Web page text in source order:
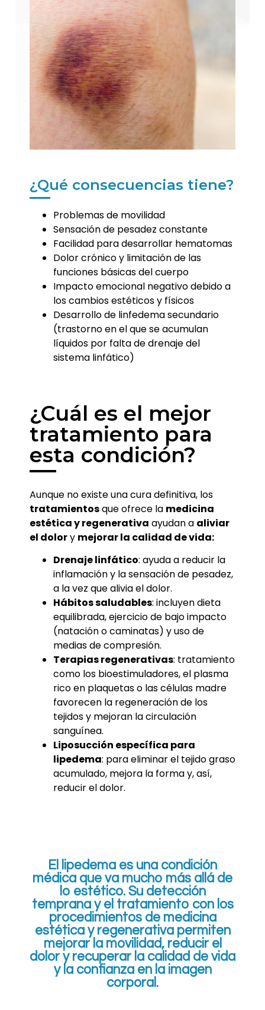
¿Qué consecuencias tiene?
Problemas de movilidad
Sensación de pesadez constante
Facilidad para desarrollar hematomas
Dolor crónico y limitación de las
funciones básicas del cuerpo
Impacto emocional negativo debido a
los cambios estéticos y físicos
Desarrollo de linfedema secundario
(trastorno en el que se acumulan
líquidos por falta de drenaje del
sistema linfático)
¿Cuál es el mejor
tratamiento para
esta condición?
Aunque no existe una cura definitiva, los
tratamientosque ofrece la medicina
estética y regenerativa ayudan a aliviar
el dolory mejorar la calidad de vida:
Drenaje linfático: ayuda a reducir la
inflamación y la sensación de pesadez,
a la vez que alivia el dolor.
Hábitos saludables: incluyen dieta
equilibrada, ejercicio de bajo impacto
(natación o caminatas) y uso de
medias de compresión.
Terapias regenerativas: tratamiento
como los bioestimuladores, el plasma
rico en plaquetas o las células madre
favorecen la regeneración de los
tejidos y mejoran la circulación
sanguínea.
Liposucción específica para
lipedema: para eliminar el tejido graso
acumulado, mejora la forma y, así,
reducir el dolor.
El lipedema es una condición
médica que va mucho más allá de
lo estético. Su detección
temprana y el tratamiento con los
procedimientos de medicina
estética y regenerativapermiten
mejorar la movilidad, reducir el
dolor y recuperar la calidad de vida
y la confianza en la imagen
corporal.